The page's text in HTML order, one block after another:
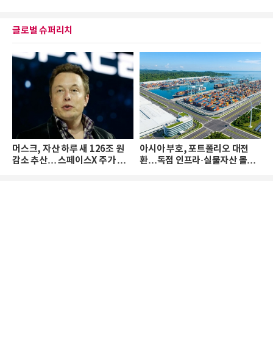
글로벌 슈퍼리치
머스크, 자산 하루 새 126조 원
감소 추산… 스페이스X 주가 하
아시아 부호, 포트폴리오 대전
환…독점 인프라·실물자산 몰린